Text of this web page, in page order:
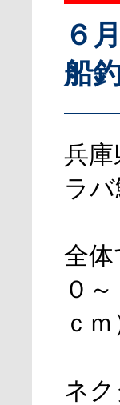
６
船
兵
ラバ
全体
０
ｃｍ
ネ